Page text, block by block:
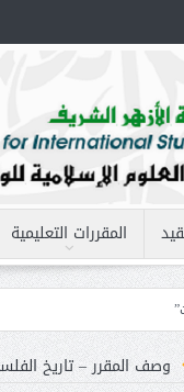
المقررات التعليمية
وصف المقرر – تاريخ